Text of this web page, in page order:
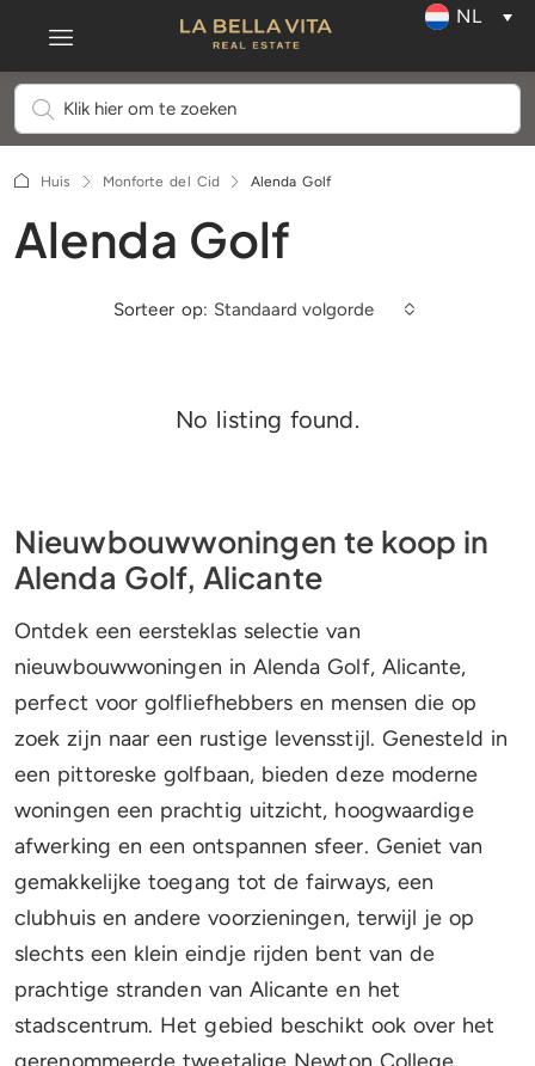
NL
Huis Monforte del Cid Alenda Golf
Alenda Golf
Sorteer op: Standaard volgorde
No listing found.
Nieuwbouwwoningen te koop in
Alenda Golf, Alicante
Ontdek een eersteklas selectie van
nieuwbouwwoningen in Alenda Golf, Alicante,
perfect voor golfliefhebbers en mensen die op
zoek zijn naar een rustige levensstijl. Genesteld in
een pittoreske golfbaan, bieden deze moderne
woningen een prachtig uitzicht, hoogwaardige
afwerking en een ontspannen sfeer. Geniet van
gemakkelijke toegang tot de fairways, een
clubhuis en andere voorzieningen, terwijl je op
slechts een klein eindje rijden bent van de
prachtige stranden van Alicante en het
stadscentrum. Het gebied beschikt ook over het